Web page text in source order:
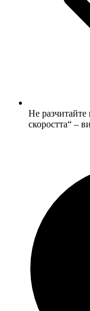
Не разчитайте
скоростта“ –